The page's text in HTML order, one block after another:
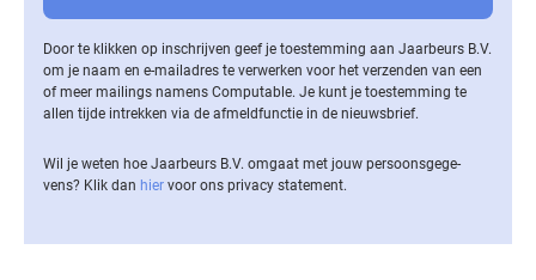
Door te klikken op inschrijven geef je toestemming aan Jaarbeurs B.V.
om je naam en e-mailadres te verwerken voor het verzenden van een
of meer mailings namens Computable. Je kunt je toestemming te
allen tijde intrekken via de af­meld­func­tie in de nieuwsbrief.
Wil je weten hoe Jaarbeurs B.V. omgaat met jouw per­soons­ge­ge­
vens? Klik dan hier voor ons privacy statement.